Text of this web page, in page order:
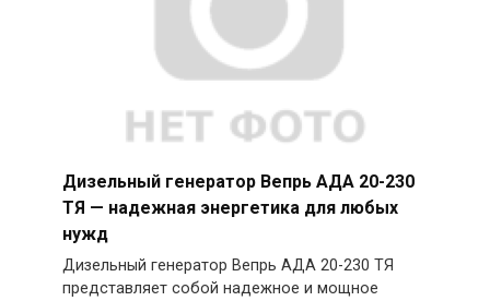
Дизельный генератор Вепрь АДА 20-230
ТЯ — надежная энергетика для любых
нужд
Дизельный генератор Вепрь АДА 20-230 ТЯ
представляет собой надежное и мощное